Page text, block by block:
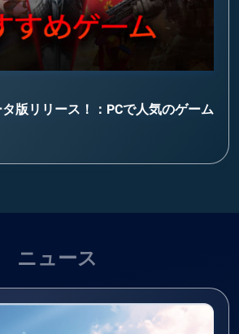
版リリース！：PCで人気のゲーム
ニュース